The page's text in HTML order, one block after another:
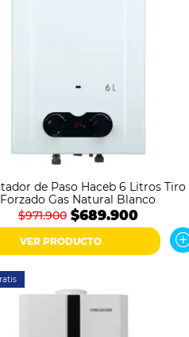
de Paso Haceb 6 Litros Tiro
Forzado Gas Natural Blanco
$971.900 $689.900
VER PRODUCTO